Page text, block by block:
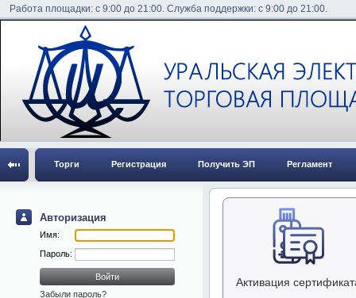
Работа площадки: с 9:00 до 21:00. Служба поддержки: с 9:00 до 21:00.
Торги Регистрация Получить ЭП Регламент
Авторизация
Имя:
Пароль:
Забыли пароль?
Активация